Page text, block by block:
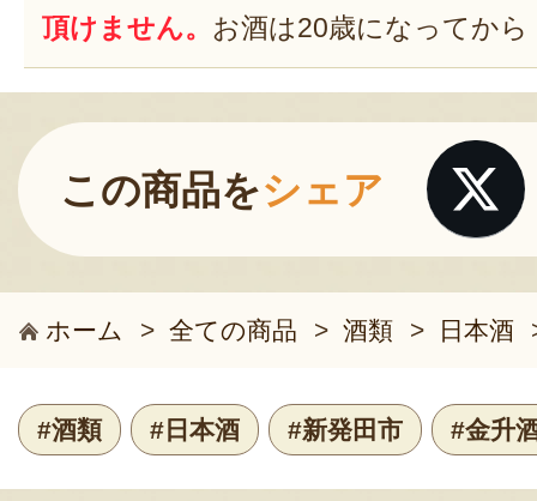
頂けません。 お酒は20歳になってから
この商品をシェア
ホーム > 全ての商品 > 酒類 > 日本酒
#酒類 #日本酒 #新発田市 #金升